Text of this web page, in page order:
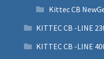
Kittec CB
KITTEC CB -LINE
KITTEC CB -LINE